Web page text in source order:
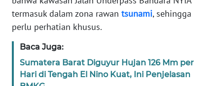
termasuk dalam zona rawan tsunami, sehingga
perlu perhatian khusus.
Baca Juga:
Sumatera Barat Diguyur Hujan 126 Mm per
Hari di Tengah El Nino Kuat, Ini Penjelasan
KAMI
PEDOMAN
MEDIA